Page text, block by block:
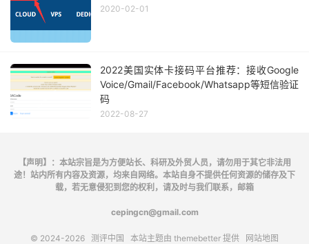
2020-02-01
2022美国实体卡接码平台推荐：接收Google
Voice/Gmail/Facebook/Whatsapp等短信验证
码
2022-08-27
【声明】：本站宗旨是为方便站长、科研及外贸人员，请勿用于其它非法用
途！站内所有内容及资源，均来自网络。本站自身不提供任何资源的储存及下
载，若无意侵犯到您的权利，请及时与我们联系，邮箱
cepingcn@gmail.com
© 2024-2026 测评中国 本站主题由 themebetter 提供 网站地图